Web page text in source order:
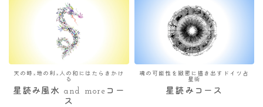
天の時×地の利×人の和にはたらきかけ
る
星読み風水 and moreコー
ス
魂の可能性を緻密に描き出すドイツ占
星術
星読みコース